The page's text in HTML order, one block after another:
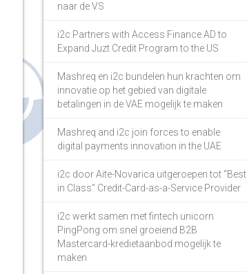
naar de VS
i2c Partners with Access Finance AD to
Expand Juzt Credit Program to the US
Mashreq en i2c bundelen hun krachten om
innovatie op het gebied van digitale
betalingen in de VAE mogelijk te maken
Mashreq and i2c join forces to enable
digital payments innovation in the UAE
i2c door Aite-Novarica uitgeroepen tot “Best
in Class” Credit-Card-as-a-Service Provider
i2c werkt samen met fintech unicorn
PingPong om snel groeiend B2B
Mastercard-kredietaanbod mogelijk te
maken